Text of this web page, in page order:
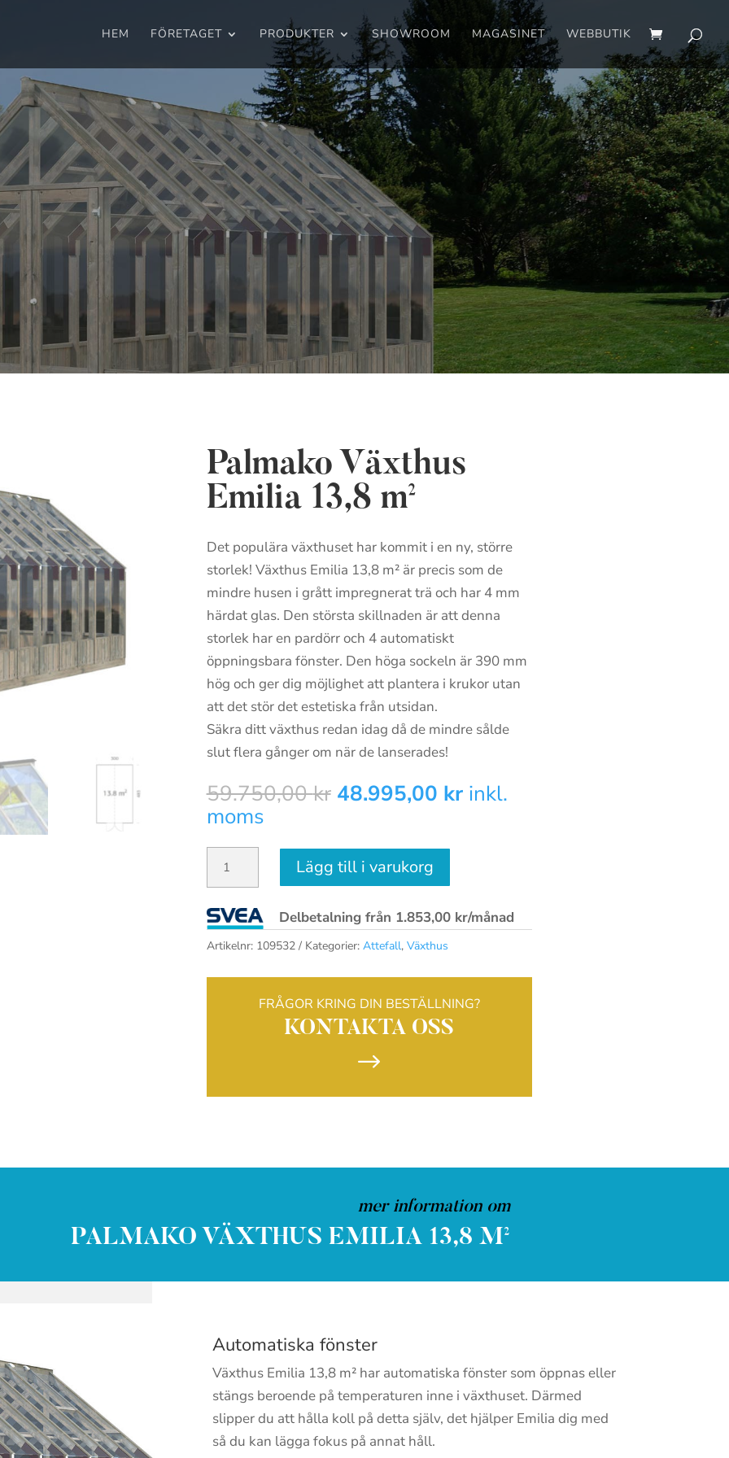
HEM FÖRETAGET PRODUKTER SHOWROOM MAGASINET WEBBUTIK
Palmako Växthus
Emilia 13,8 m²
Det populära växthuset har kommit i en ny, större
storlek! Växthus Emilia 13,8 m² är precis som de
mindre husen i grått impregnerat trä och har 4 mm
härdat glas. Den största skillnaden är att denna
storlek har en pardörr och 4 automatiskt
öppningsbara fönster. Den höga sockeln är 390 mm
hög och ger dig möjlighet att plantera i krukor utan
att det stör det estetiska från utsidan.
Säkra ditt växthus redan idag då de mindre sålde
slut flera gånger om när de lanserades!
59.750,00kr Det
var:
59.750,00 kr.
48.995,00 krDet
inkl.
moms
13,8
m²
Lägg till i varukorg
Delbetalning från 1.853,00 kr/månad
Artikelnr: 109532 Kategorier: Attefall, Växthus
FRÅGOR KRING DIN BESTÄLLNING?
KONTAKTA OSS
$
mer information om
PALMAKO VÄXTHUS EMILIA 13,8 M²
Automatiska fönster
Växthus Emilia 13,8 m² har automatiska fönster som öppnas eller
stängs beroende på temperaturen inne i växthuset. Därmed
slipper du att hålla koll på detta själv, det hjälper Emilia dig med
så du kan lägga fokus på annat håll.